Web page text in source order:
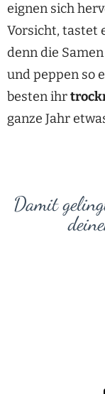
eignen sich
Vorsicht, tastet
denn die
und peppen so
besten ihr
ganze Jahr
Damit